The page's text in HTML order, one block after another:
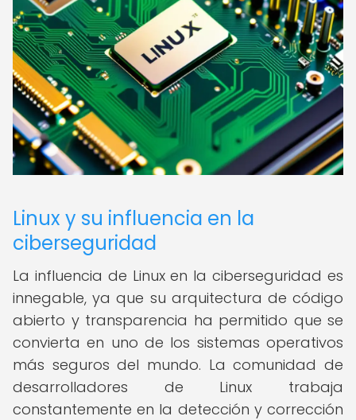
Linux y su influencia en la
ciberseguridad
La influencia de Linux en la ciberseguridad es
innegable, ya que su arquitectura de código
abierto y transparencia ha permitido que se
convierta en uno de los sistemas operativos
más seguros del mundo. La comunidad de
desarrolladores de Linux trabaja
constantemente en la detección y corrección